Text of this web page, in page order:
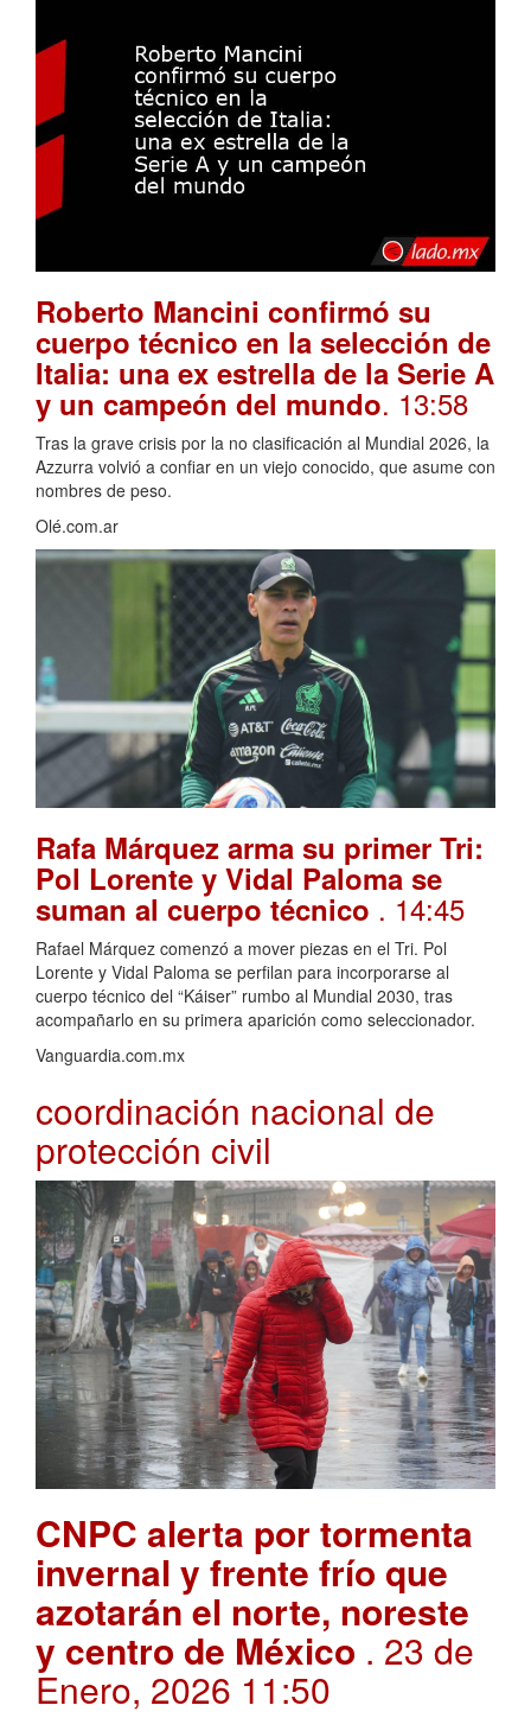
Roberto Mancini confirmó su
cuerpo técnico en la selección de
Italia: una ex estrella de la Serie A
y un campeón del mundo. 13:58
Tras la grave crisis por la no clasificación al Mundial 2026, la
Azzurra volvió a confiar en un viejo conocido, que asume con
nombres de peso.
Olé.com.ar
Rafa Márquez arma su primer Tri:
Pol Lorente y Vidal Paloma se
suman al cuerpo técnico . 14:45
Rafael Márquez comenzó a mover piezas en el Tri. Pol
Lorente y Vidal Paloma se perfilan para incorporarse al
cuerpo técnico del “Káiser” rumbo al Mundial 2030, tras
acompañarlo en su primera aparición como seleccionador.
Vanguardia.com.mx
coordinación nacional de
protección civil
CNPC alerta por tormenta
invernal y frente frío que
azotarán el norte, noreste
y centro de México . 23 de
Enero, 2026 11:50